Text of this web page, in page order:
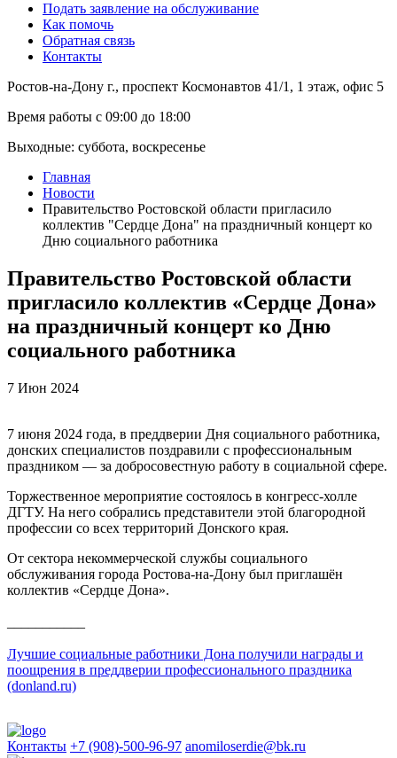
Подать заявление на обслуживание
Как помочь
Обратная связь
Контакты
Ростов-на-Дону г., проспект Космонавтов 41/1, 1 этаж, офис 5
Время работы с 09:00 до 18:00
Выходные: суббота, воскресенье
Главная
Новости
Правительство Ростовской области пригласило
коллектив "Сердце Дона" на праздничный концерт ко
Дню социального работника
Правительство Ростовской области
пригласило коллектив «Сердце Дона»
на праздничный концерт ко Дню
социального работника
7 Июн 2024
7 июня 2024 года, в преддверии Дня социального работника,
донских специалистов поздравили с профессиональным
праздником — за добросовестную работу в социальной сфере.
Торжественное мероприятие состоялось в конгресс-холле
ДГТУ. На него собрались представители этой благородной
профессии со всех территорий Донского края.
От сектора некоммерческой службы социального
обслуживания города Ростова-на-Дону был приглашён
коллектив «Сердце Дона».
Лучшие социальные работники Дона получили награды и
поощрения в преддверии профессионального праздника
(donland.ru)
Контакты +7 (908)-500-96-97 anomiloserdie@bk.ru